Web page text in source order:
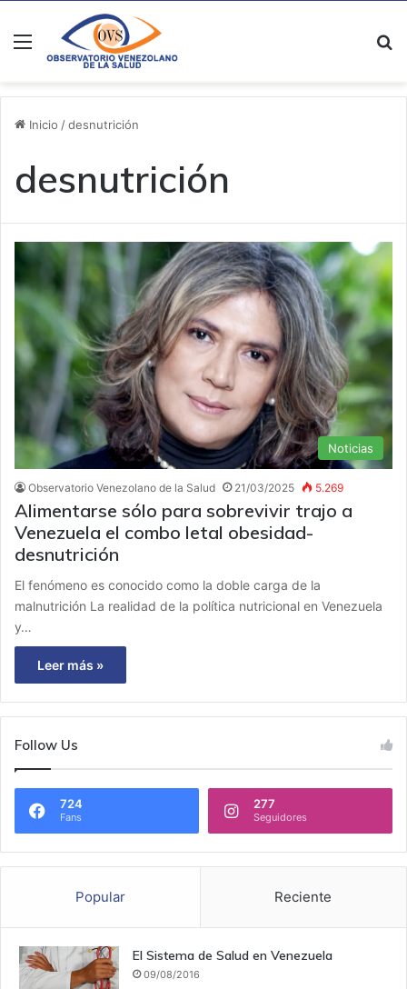
Menú
Inicio /desnutrición
desnutrición
Noticias
Observatorio Venezolano de la Salud 21/03/2025 5.269
Alimentarse sólo para sobrevivir trajo a
Venezuela el combo letal obesidad-
desnutrición
El fenómeno es conocido como la doble carga de la
malnutrición La realidad de la política nutricional en Venezuela
y…
Leer más »
Follow Us
724
Fans
277
Seguidores
Popular Reciente
El Sistema de Salud en Venezuela
09/08/2016